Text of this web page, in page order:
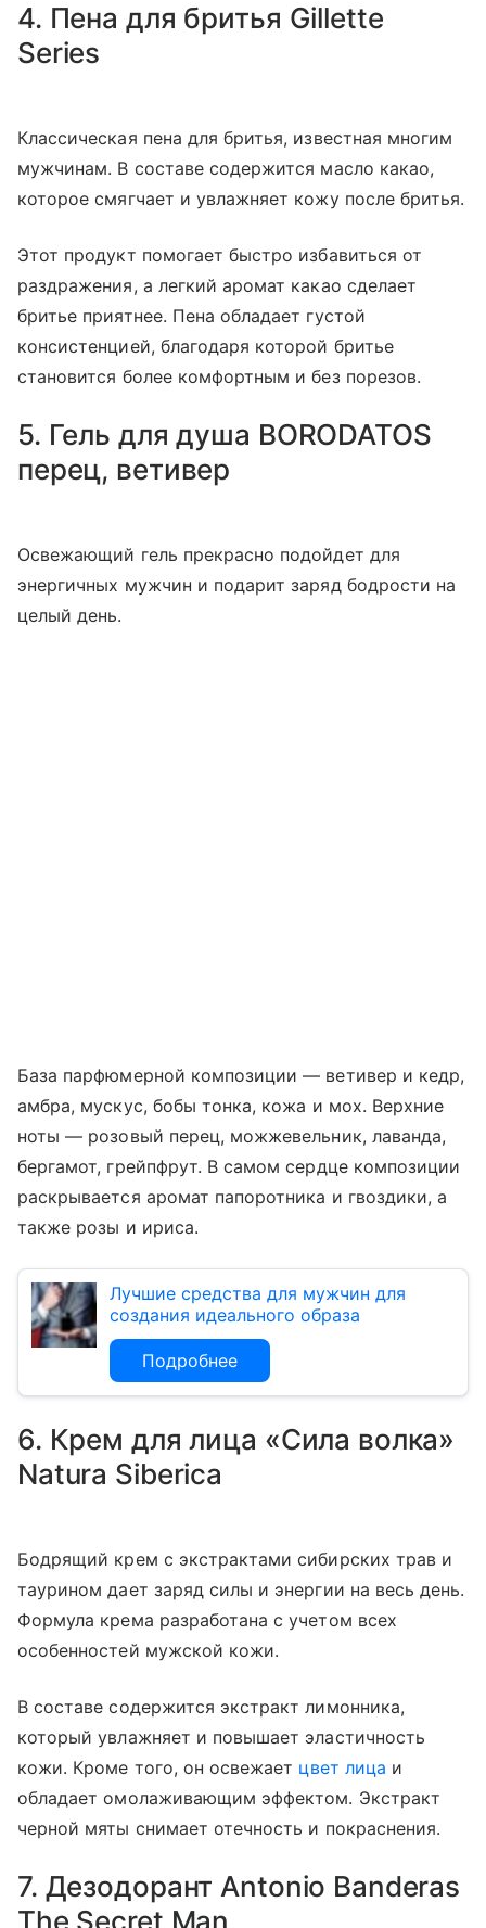
4. Пена для бритья Gillette
Series
Классическая пена для бритья, известная многим
мужчинам. В составе содержится масло какао,
которое смягчает и увлажняет кожу после бритья.
Этот продукт помогает быстро избавиться от
раздражения, а легкий аромат какао сделает
бритье приятнее. Пена обладает густой
консистенцией, благодаря которой бритье
становится более комфортным и без порезов.
5. Гель для душа BORODATOS
перец, ветивер
Освежающий гель прекрасно подойдет для
энергичных мужчин и подарит заряд бодрости на
целый день.
База парфюмерной композиции — ветивер и кедр,
амбра, мускус, бобы тонка, кожа и мох. Верхние
ноты — розовый перец, можжевельник, лаванда,
бергамот, грейпфрут. В самом сердце композиции
раскрывается аромат папоротника и гвоздики, а
также розы и ириса.
Лучшие средства для мужчин для
создания идеального образа
Подробнее
6. Крем для лица «Сила волка»
Natura Siberica
Бодрящий крем с экстрактами сибирских трав и
таурином дает заряд силы и энергии на весь день.
Формула крема разработана с учетом всех
особенностей мужской кожи.
В составе содержится экстракт лимонника,
который увлажняет и повышает эластичность
кожи. Кроме того, он освежает цвет лица и
обладает омолаживающим эффектом. Экстракт
черной мяты снимает отечность и покраснения.
7. Дезодорант Antonio Banderas